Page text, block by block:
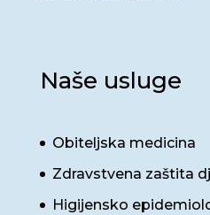
Naše usluge
Obiteljska medicina
Zdravstvena zaštita
Higijensko